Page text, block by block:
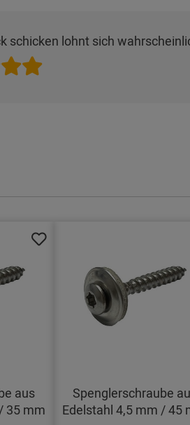
schicken lohnt sich
aus
35 mm
Spenglerschraube
Edelstahl 4,5 mm / 45